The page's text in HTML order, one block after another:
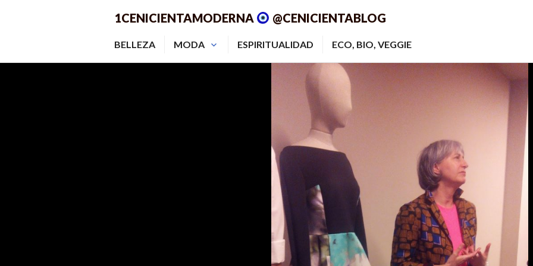
1CENICIENTAMODERNA @CENICIENTABLOG
BELLEZA MODA ESPIRITUALIDAD ECO, BIO, VEGGIE